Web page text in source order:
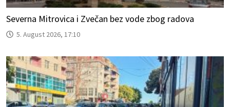
Severna Mitrovica i Zvečan bez vode zbog radova
5. August 2026, 17:10